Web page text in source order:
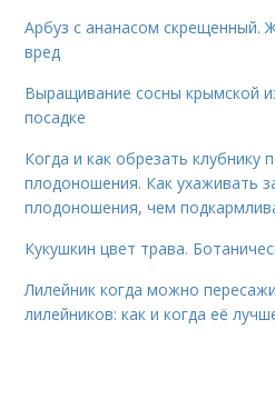
Арбуз с ананасом скрещенный.
вред
Выращивание сосны крымской
посадке
Когда и как обрезать клубнику
плодоношения. Как ухаживать
плодоношения, чем
Кукушкин цвет трава.
Лилейник когда можно
лилейников: как и когда её